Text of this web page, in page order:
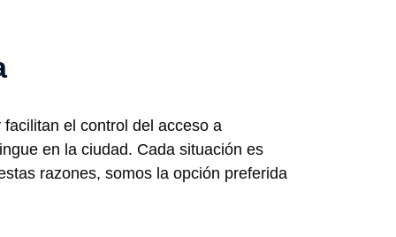
el control del acceso a
en la ciudad. Cada situación es
razones, somos la opción preferida